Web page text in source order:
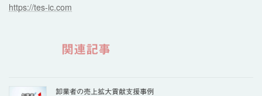
https://tes-ic.com
関連記事
卸業者の売上拡大貢献支援事例